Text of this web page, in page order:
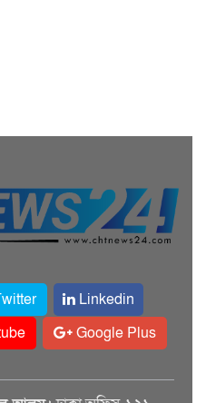
Linkedin
Google Plus